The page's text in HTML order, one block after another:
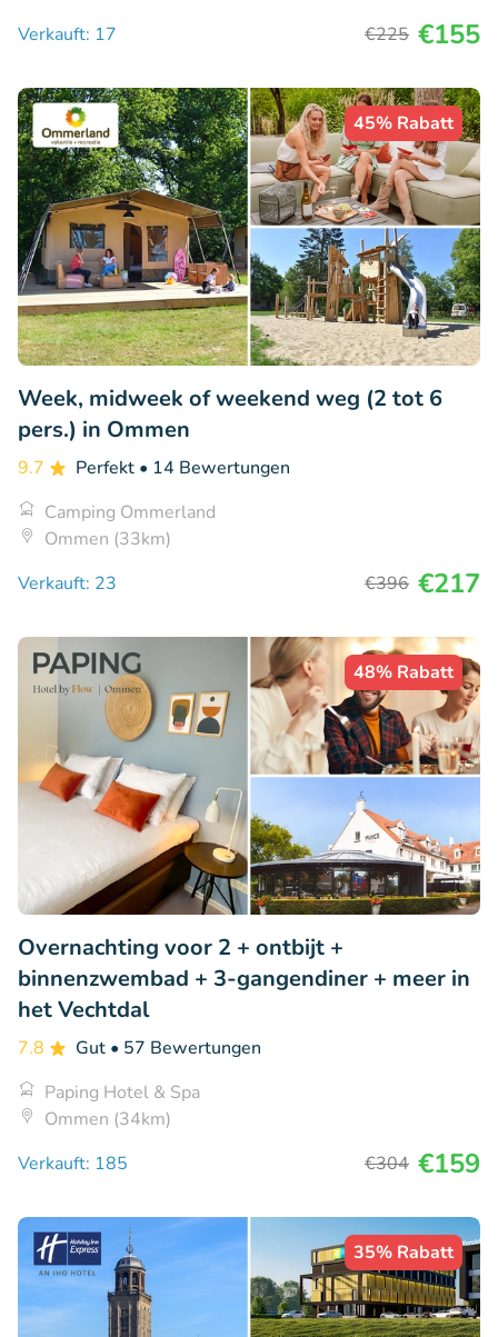
Verkauft: 17
€225 €155
45% Rabatt
Week, midweek of weekend weg (2 tot 6
pers.) in Ommen
9.7 Perfekt • 14 Bewertungen
Camping Ommerland
Ommen (33km)
Verkauft: 23
€396 €217
48% Rabatt
Overnachting voor 2 + ontbijt +
binnenzwembad + 3-gangendiner + meer in
het Vechtdal
7.8 Gut • 57 Bewertungen
Paping Hotel & Spa
Ommen (34km)
Verkauft: 185
€304 €159
35% Rabatt